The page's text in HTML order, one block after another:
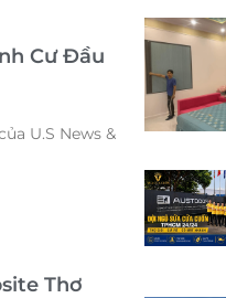
Cư Đầu
U.S News &
Thơ